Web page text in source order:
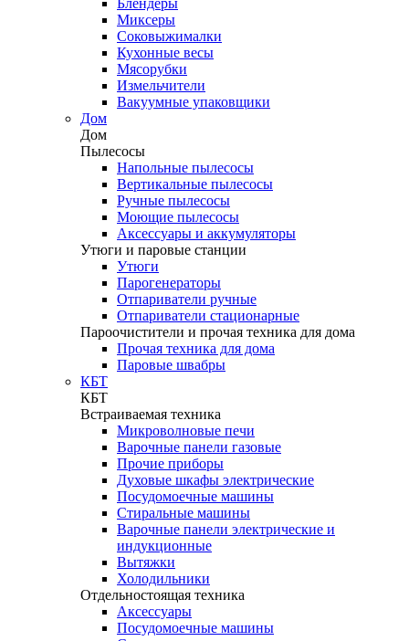
Блендеры
Миксеры
Соковыжималки
Кухонные весы
Мясорубки
Измельчители
Вакуумные упаковщики
Дом
Дом
Пылесосы
Напольные пылесосы
Вертикальные пылесосы
Ручные пылесосы
Моющие пылесосы
Аксессуары и аккумуляторы
Утюги и паровые станции
Утюги
Парогенераторы
Отпариватели ручные
Отпариватели стационарные
Пароочистители и прочая техника для дома
Прочая техника для дома
Паровые швабры
КБТ
КБТ
Встраиваемая техника
Микроволновые печи
Варочные панели газовые
Прочие приборы
Духовые шкафы электрические
Посудомоечные машины
Стиральные машины
Варочные панели электрические и
индукционные
Вытяжки
Холодильники
Отдельностоящая техника
Аксессуары
Посудомоечные машины